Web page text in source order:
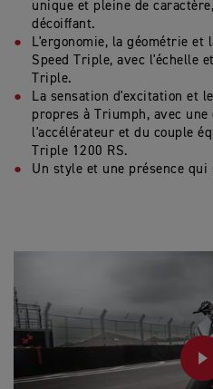
unique et pleine de
décoiffant.
L'ergonomie, la géométrie
Speed Triple, avec l'échelle
Triple.
La sensation d'excitation et
propres à Triumph, avec une
l'accélérateur et du couple
Triple 1200 RS.
Un style et une présence qui